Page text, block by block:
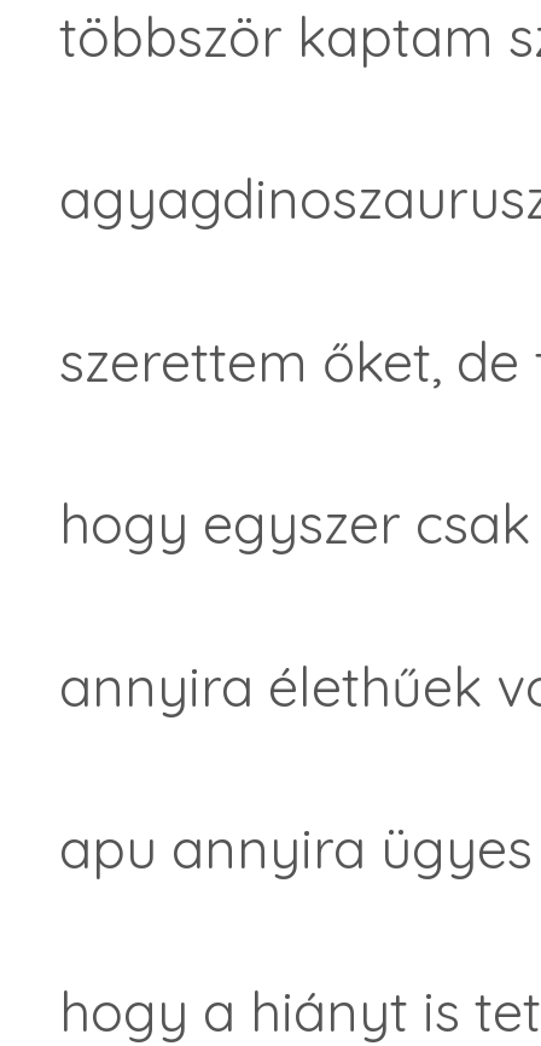
többször kaptam
szerettem őket, de
hogy egyszer
annyira élethűek
apu annyira ügyes
hogy a hiányt is